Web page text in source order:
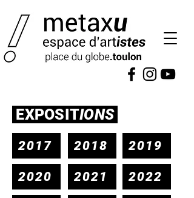
EXPOSITIONS
2017
2020
2018 2019
2021 2022